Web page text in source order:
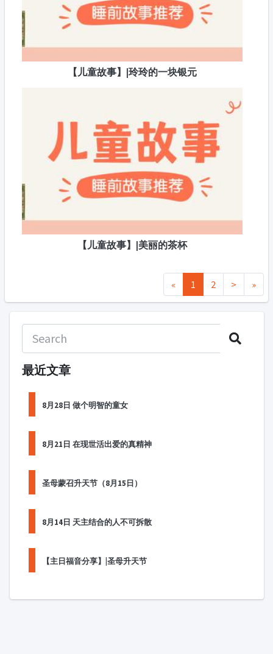
【儿童故事】|玲玲的一块银元
【儿童故事】|美丽的茶杯
« 1 2 > »
最近文章
8月28日 做个明智的童女
8月21日 在现世活出爱的真精神
圣母蒙召升天节（8月15日）
8月14日 天主结合的人不可拆散
【主日福音分享】|圣母升天节